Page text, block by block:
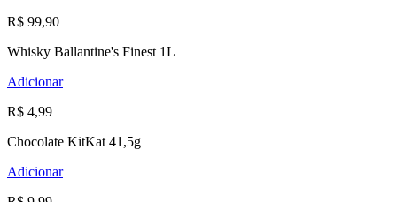
R$ 99,90
Whisky Ballantine's Finest 1L
Adicionar
R$ 4,99
Chocolate KitKat 41,5g
Adicionar